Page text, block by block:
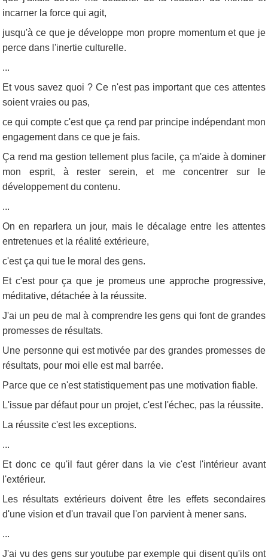
incarner la force qui agit,
jusqu'à ce que je développe mon propre momentum et que je
perce dans l'inertie culturelle.
...
Et vous savez quoi ? Ce n'est pas important que ces attentes
soient vraies ou pas,
ce qui compte c'est que ça rend par principe indépendant mon
engagement dans ce que je fais.
Ça rend ma gestion tellement plus facile, ça m'aide à dominer
mon esprit, à rester serein, et me concentrer sur le
développement du contenu.
...
On en reparlera un jour, mais le décalage entre les attentes
entretenues et la réalité extérieure,
c'est ça qui tue le moral des gens.
Et c'est pour ça que je promeus une approche progressive,
méditative, détachée à la réussite.
J'ai un peu de mal à comprendre les gens qui font de grandes
promesses de résultats.
Une personne qui est motivée par des grandes promesses de
résultats, pour moi elle est mal barrée.
Parce que ce n'est statistiquement pas une motivation fiable.
L'issue par défaut pour un projet, c'est l'échec, pas la réussite.
La réussite c'est les exceptions.
...
Et donc ce qu'il faut gérer dans la vie c'est l'intérieur avant
l'extérieur.
Les résultats extérieurs doivent être les effets secondaires
d'une vision et d'un travail que l'on parvient à mener sans.
...
J'ai vu des gens sur youtube par exemple qui disent qu'ils ont